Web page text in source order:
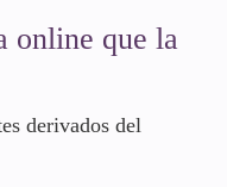
derivados del